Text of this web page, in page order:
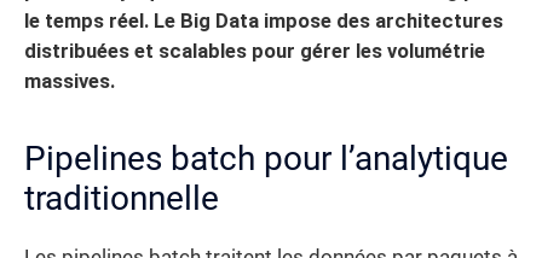
le temps réel. Le Big Data impose des architectures
distribuées et scalables pour gérer les volumétrie
massives.
Pipelines batch pour l’analytique
traditionnelle